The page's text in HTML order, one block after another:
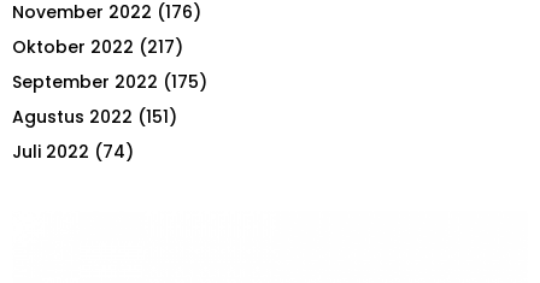
November 2022 (176)
Oktober 2022 (217)
September 2022 (175)
Agustus 2022 (151)
Juli 2022 (74)